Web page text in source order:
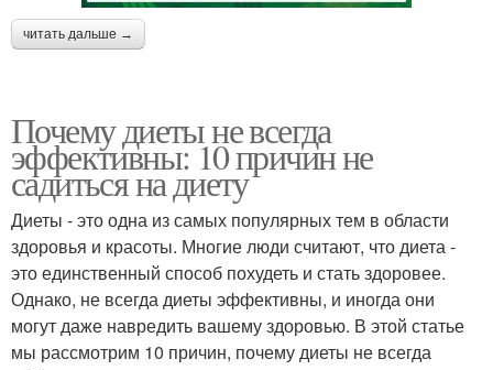
читать дальше →
Почему диеты не всегда
эффективны: 10 причин не
садиться на диету
Диеты - это одна из самых популярных тем в области
здоровья и красоты. Многие люди считают, что диета -
это единственный способ похудеть и стать здоровее.
Однако, не всегда диеты эффективны, и иногда они
могут даже навредить вашему здоровью. В этой статье
мы рассмотрим 10 причин, почему диеты не всегда